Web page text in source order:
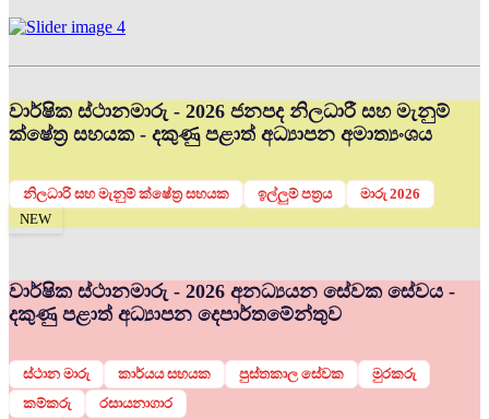
වාර්ෂික ස්ථානමාරු - 2026 ජනපද නිලධාරී සහ මැනුම්
ක්ෂේත්‍ර සහයක - දකුණු පළාත් අධ්‍යාපන අමාත්‍යංශය
නිලධාරි සහ මැනුම් ක්ෂේත්‍ර සහයක ඉල්ලුම් පත්‍රය
මාරු 2026
NEW
වාර්ෂික ස්ථානමාරු - 2026 අනධ්‍යයන සේවක සේවය -
දකුණු පළාත් අධ්‍යාපන දෙපාර්තමේන්තුව
ස්ථාන මාරු කාර්යය සහයක පුස්තකාල සේවක
මුරකරු
කම්කරු
රසායනාගාර